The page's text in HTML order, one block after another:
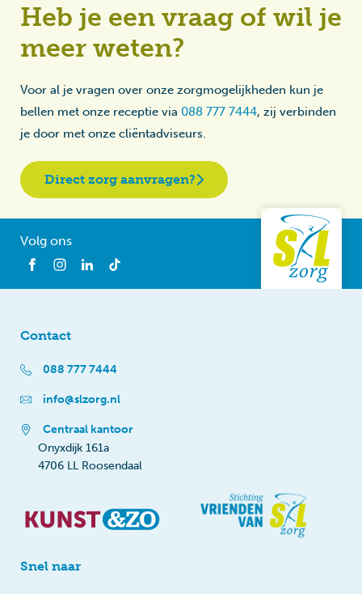
Heb je een vraag of wil je
meer weten?
Voor al je vragen over onze zorgmogelijkheden kun je
bellen met onze receptie via 088 777 7444, zij verbinden
je door met onze cliëntadviseurs.
Direct zorg aanvragen?
Volg ons
Contact
088 777 7444
info@slzorg.nl
Centraal kantoor
Onyxdijk 161a
4706 LL Roosendaal
Snel naar